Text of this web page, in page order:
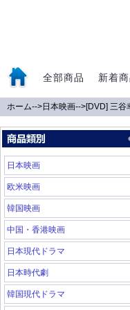
全部商品 新着
ホーム-->日本映画-->[DVD] 三谷
日本映画
欧米映画
韓国映画
中国・香港映画
日本現代ドラマ
日本時代劇
韓国現代ドラマ